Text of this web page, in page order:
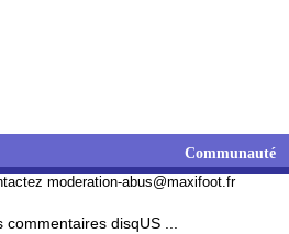
Communauté
moderation-abus@maxifoot.fr
disqUS ...